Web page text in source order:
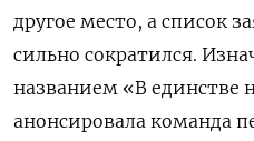
другое место, а список
сильно сократился.
названием «В единстве
анонсировала команда